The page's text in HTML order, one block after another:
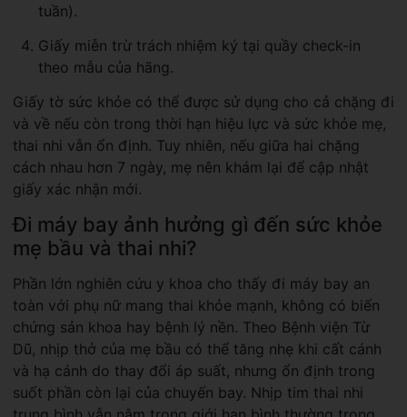
tuần).
Giấy miễn trừ trách nhiệm ký tại quầy check-in
theo mẫu của hãng.
Giấy tờ sức khỏe có thể được sử dụng cho cả chặng đi
và về nếu còn trong thời hạn hiệu lực và sức khỏe mẹ,
thai nhi vẫn ổn định. Tuy nhiên, nếu giữa hai chặng
cách nhau hơn 7 ngày, mẹ nên khám lại để cập nhật
giấy xác nhận mới.
Đi máy bay ảnh hưởng gì đến sức khỏe
mẹ bầu và thai nhi?
Phần lớn nghiên cứu y khoa cho thấy đi máy bay an
toàn với phụ nữ mang thai khỏe mạnh, không có biến
chứng sản khoa hay bệnh lý nền. Theo Bệnh viện Từ
Dũ, nhịp thở của mẹ bầu có thể tăng nhẹ khi cất cánh
và hạ cánh do thay đổi áp suất, nhưng ổn định trong
suốt phần còn lại của chuyến bay. Nhịp tim thai nhi